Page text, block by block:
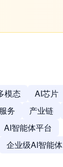
模态
AI芯片
务 产业链
AI智能体平台
企业级AI智能体